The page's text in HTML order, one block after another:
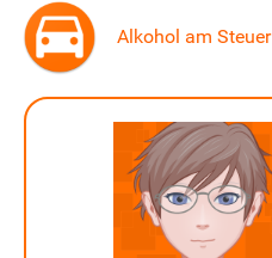
Alkohol am Steuer